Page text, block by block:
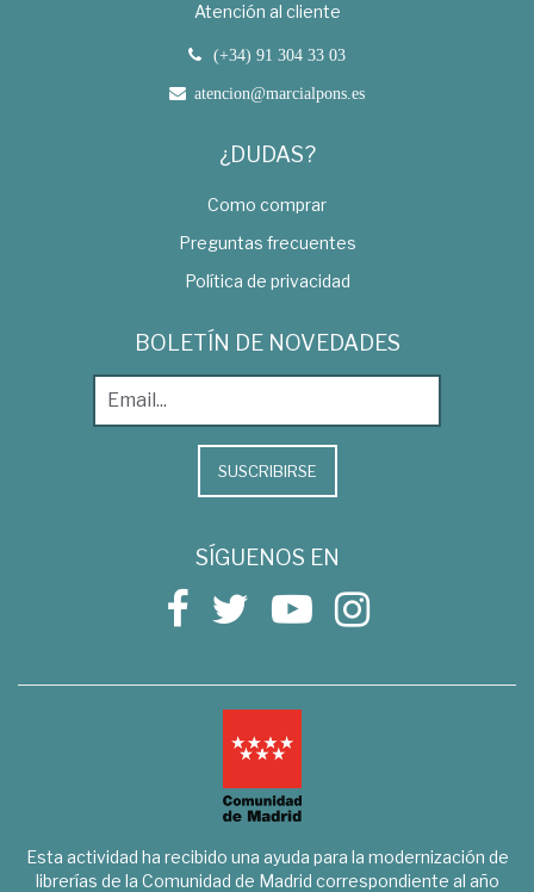
Atención al cliente
(+34) 91 304 33 03
atencion@marcialpons.es
¿DUDAS?
Como comprar
Preguntas frecuentes
Política de privacidad
BOLETÍN DE NOVEDADES
SUSCRIBIRSE
SÍGUENOS EN
Esta actividad ha recibido una ayuda para la modernización de
librerías de la Comunidad de Madrid correspondiente al año